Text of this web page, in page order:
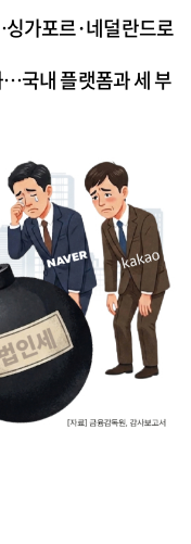
가포르·네덜란드로
…국내 플랫폼과 세 부